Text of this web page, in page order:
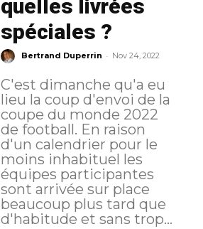
quelles livrées
spéciales ?
Bertrand Duperrin - Nov 24, 2022
C'est dimanche qu'a eu
lieu la coup d'envoi de la
coupe du monde 2022
de football. En raison
d'un calendrier pour le
moins inhabituel les
équipes participantes
sont arrivée sur place
beaucoup plus tard que
d'habitude et sans trop...